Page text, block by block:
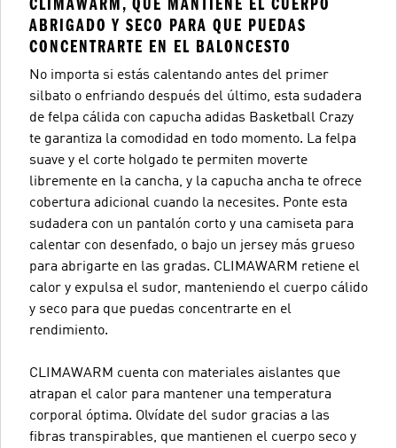
ABRIGADO Y SECO PARA QUE PUEDAS
CONCENTRARTE EN EL BALONCESTO
No importa si estás calentando antes del primer
silbato o enfriando después del último, esta sudadera
de felpa cálida con capucha adidas Basketball Crazy
te garantiza la comodidad en todo momento. La felpa
suave y el corte holgado te permiten moverte
libremente en la cancha, y la capucha ancha te ofrece
cobertura adicional cuando la necesites. Ponte esta
sudadera con un pantalón corto y una camiseta para
calentar con desenfado, o bajo un jersey más grueso
para abrigarte en las gradas. CLIMAWARM retiene el
calor y expulsa el sudor, manteniendo el cuerpo cálido
y seco para que puedas concentrarte en el
rendimiento.
CLIMAWARM cuenta con materiales aislantes que
atrapan el calor para mantener una temperatura
corporal óptima. Olvídate del sudor gracias a las
fibras transpirables, que mantienen el cuerpo seco y